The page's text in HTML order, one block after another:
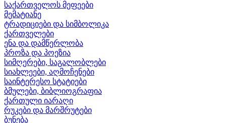
საქართველოს მეფეები
მემატიანე
ტრადიციები და სიმბოლიკა
ქართველები
ენა და დამწერლობა
პროზა და პოეზია
სიმღერები, საგალობლები
სიახლეები, აღმოჩენები
საინტერესო სტატიები
ბმულები, ბიბლიოგრაფია
ქართული იარაღი
რუკები და მარშრუტები
ბუნება